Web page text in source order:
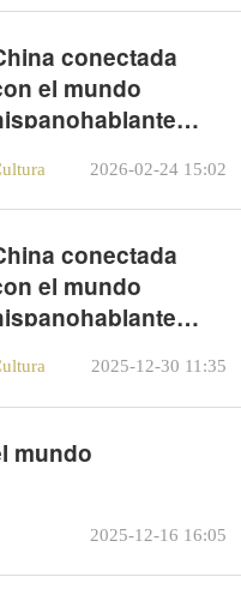
conectada
el mundo
2026-02-24 15:02
conectada
el mundo
2025-12-30 11:35
mundo
2025-12-16 16:05